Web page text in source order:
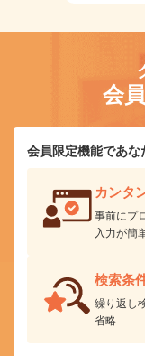
会
会員限定機能であな
カンタ
事前にプ
入力が簡
検索条
繰り返し
省略